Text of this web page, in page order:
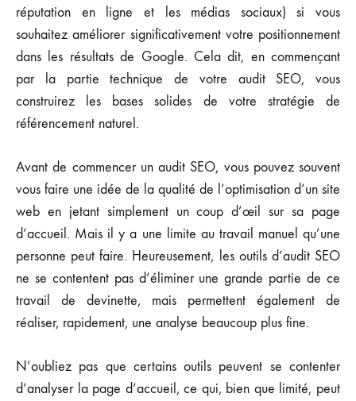
réputation en ligne et les médias sociaux) si vous
souhaitez améliorer significativement votre positionnement
dans les résultats de Google. Cela dit, en commençant
par la partie technique de votre audit SEO, vous
construirez les bases solides de votre stratégie de
référencement naturel.
Avant de commencer un audit SEO, vous pouvez souvent
vous faire une idée de la qualité de l’optimisation d’un site
web en jetant simplement un coup d’œil sur sa page
d’accueil. Mais il y a une limite au travail manuel qu’une
personne peut faire. Heureusement, les outils d’audit SEO
ne se contentent pas d’éliminer une grande partie de ce
travail de devinette, mais permettent également de
réaliser, rapidement, une analyse beaucoup plus fine.
N’oubliez pas que certains outils peuvent se contenter
d’analyser la page d’accueil, ce qui, bien que limité, peut